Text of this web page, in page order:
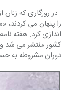
در روزگاری که
را پنهان می کردند،
کشور منتشر می شد و
دوران مشروطه به